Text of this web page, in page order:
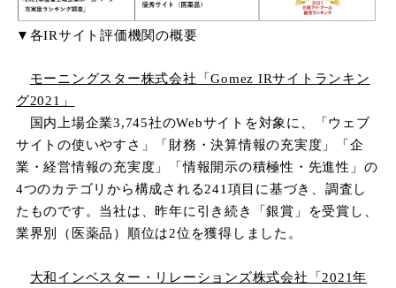
▼各IRサイト評価機関の概要
モーニングスター株式会社「Gomez IRサイトランキン
グ2021」
国内上場企業3,745社のWebサイトを対象に、「ウェブ
サイトの使いやすさ」「財務・決算情報の充実度」「企
業・経営情報の充実度」「情報開示の積極性・先進性」の
4つのカテゴリから構成される241項目に基づき、調査し
たものです。当社は、昨年に引き続き「銀賞」を受賞し、
業界別（医薬品）順位は2位を獲得しました。
大和インベスター・リレーションズ株式会社「2021年